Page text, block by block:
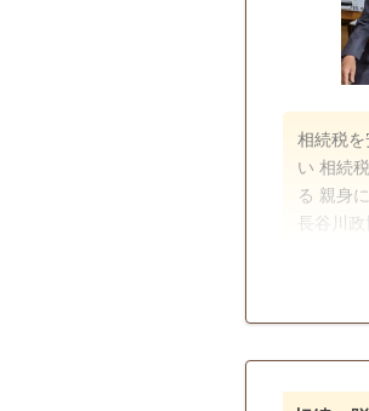
相続税
い 相続
る 親身に相談
長谷川